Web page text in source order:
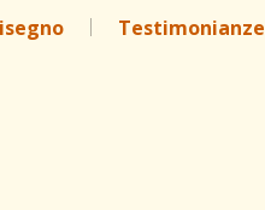
Testimonianze